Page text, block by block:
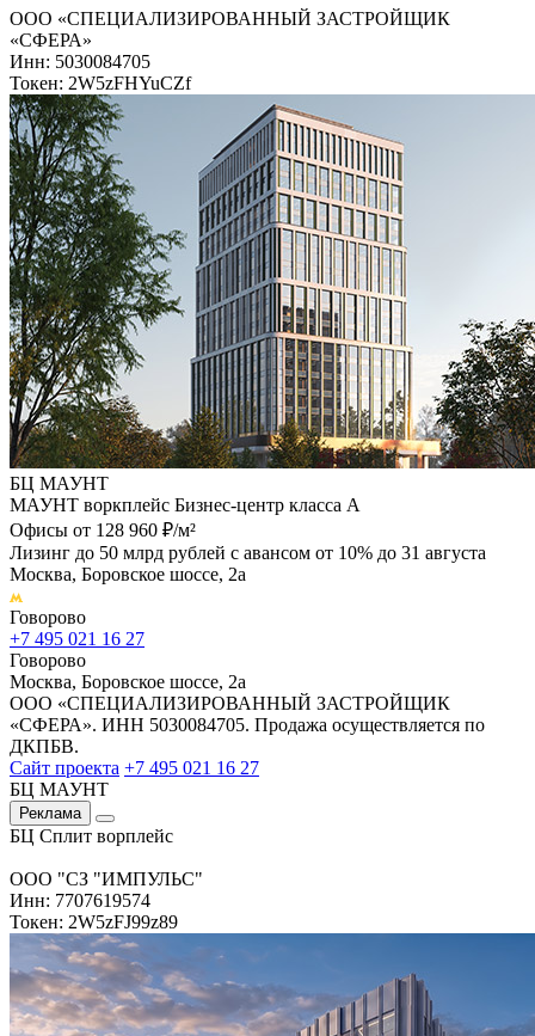
ООО «СПЕЦИАЛИЗИРОВАННЫЙ ЗАСТРОЙЩИК
«СФЕРА»
Инн: 5030084705
Токен: 2W5zFHYuCZf
БЦ МАУНТ
МАУНТ воркплейс Бизнес-центр класса А
Офисы от 128 960 ₽/м²
Лизинг до 50 млрд рублей с авансом от 10% до 31 августа
Москва, Боровское шоссе, 2а
Говорово
+7 495 021 16 27
Говорово
Москва, Боровское шоссе, 2а
ООО «СПЕЦИАЛИЗИРОВАННЫЙ ЗАСТРОЙЩИК
«СФЕРА». ИНН 5030084705. Продажа осуществляется по
ДКПБВ.
Сайт проекта +7 495 021 16 27
БЦ МАУНТ
Реклама
БЦ Сплит ворплейс
ООО "СЗ "ИМПУЛЬС"
Инн: 7707619574
Токен: 2W5zFJ99z89